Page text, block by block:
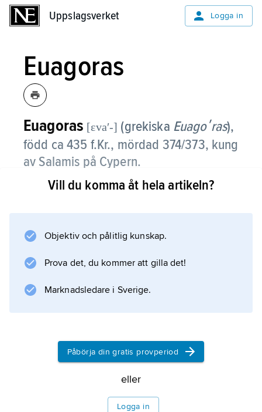
Uppslagsverket Logga in
Euagoras
Euagoras [ɛvaʹ-] (grekiska Euagoʹras),
född ca 435 f.Kr., mördad 374/373, kung
av Salamis på Cypern.
E. intog 411 det feniciska Salamis, där han
hjälp försökte han göra Cypern till ett enda
Han besegrades av perserna i ett sjöslag vid
Kition 381, men lyckades behålla Salamis och
Information om artikeln
Vill du komma åt hela artikeln?
Objektiv och pålitlig kunskap.
Prova det, du kommer att gilla det!
Marknadsledare i Sverige.
Påbörja din gratis provperiod
eller
Logga in